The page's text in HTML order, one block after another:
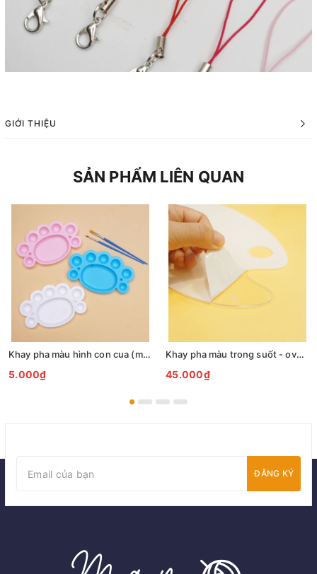
GIỚI THIỆU
SẢN PHẨM LIÊN QUAN
Khay pha màu hình con cua (màu ngẫu nhiên)
5.000₫
Khay pha màu trong suốt - oval 30x20cm
45.000₫
ĐĂNG KÝ